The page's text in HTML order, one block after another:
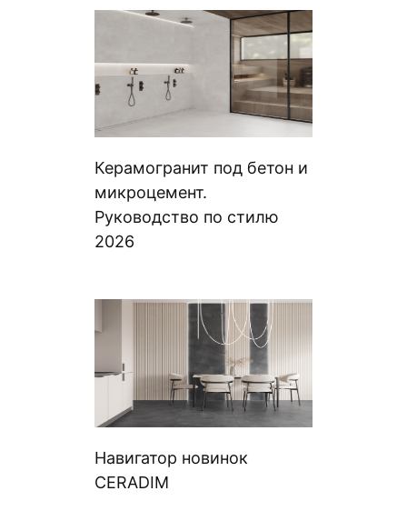
Керамогранит под бетон и
микроцемент.
Руководство по стилю
2026
Навигатор новинок
CERADIM